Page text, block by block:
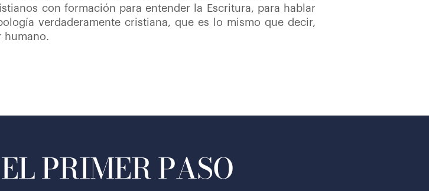
con formación para entender la Escritura, para hablar
verdaderamente cristiana, que es lo mismo que decir,
humano.
PRIMER PASO